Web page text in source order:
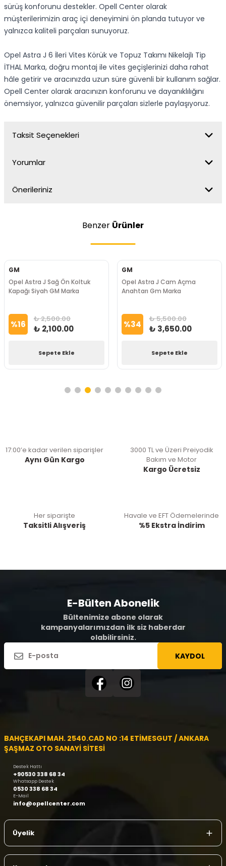
sürüş konforunu destekler. Opell Center olarak
müşterilerimizin araç içi deneyimini ön planda tutuyor ve
yalnızca kaliteli parçaları sunuyoruz.
Opel Astra J 6 İleri Vites Körük ve Topuz Takımı Nikelajlı Tip
İTHAL Marka, doğru montaj ile vites geçişlerinizi daha rahat
hâle getirir ve aracınızda uzun süre güvenli bir kullanım sağlar.
Opell Center olarak aracınızın konforunu ve dayanıklılığını
önemsiyor, yalnızca güvenilir parçaları sizlerle paylaşıyoruz.
Taksit Seçenekleri
Yorumlar
Önerileriniz
Benzer Ürünler
GM
Opel Astra J Sağ Ön Koltuk
Kapağı Siyah GM Marka
%16 ₺ 2,500.00
₺ 2,100.00
Sepete Ekle
GM
Opel Astra J Cam Açma
Anahtarı Gm Marka
%34 ₺ 5,500.00
₺ 3,650.00
Sepete Ekle
17:00’e kadar verilen siparişler
Aynı Gün Kargo
3000 TL ve Üzeri Preiyodik
Bakım ve Motor
Kargo Ücretsiz
Her siparişte
Taksitli Alışveriş
Havale ve EFT Ödemelerinde
%5 Ekstra İndirim
E-Bülten Abonelik
Bültenimize abone olarak
kampanyalarımızdan ilk siz haberdar
olabilirsiniz.
KAYDOL
BAHÇEKAPI MAH. 2540.CAD NO :14 ETİMESGUT / ANKARA
ŞAŞMAZ OTO SANAYİ SİTESİ
Destek Hattı
+90530 338 68 34
Whatsapp Destek
0530 338 68 34
E-Mail
info@opellcenter.com
Üyelik